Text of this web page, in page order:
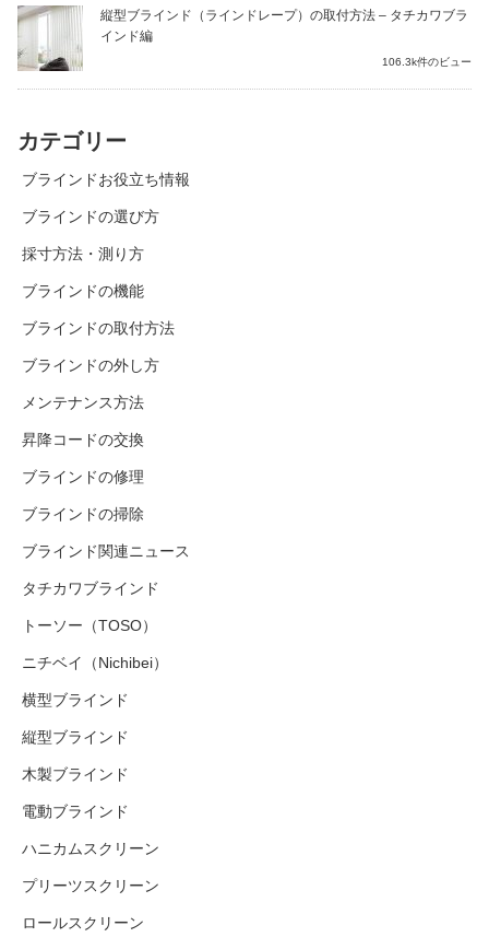
縦型ブラインド（ラインドレープ）の取付方法 – タチカワブラ
インド編
106.3k件のビュー
カテゴリー
ブラインドお役立ち情報
ブラインドの選び方
採寸方法・測り方
ブラインドの機能
ブラインドの取付方法
ブラインドの外し方
メンテナンス方法
昇降コードの交換
ブラインドの修理
ブラインドの掃除
ブラインド関連ニュース
タチカワブラインド
トーソー（TOSO）
ニチベイ（Nichibei）
横型ブラインド
縦型ブラインド
木製ブラインド
電動ブラインド
ハニカムスクリーン
プリーツスクリーン
ロールスクリーン